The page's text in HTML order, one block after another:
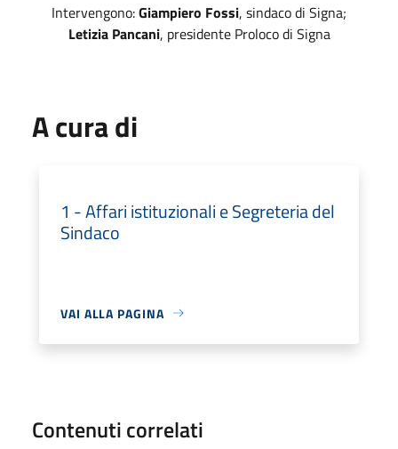
Intervengono:Giampiero Fossi, sindaco di Signa;
Letizia Pancani, presidente Proloco di Signa
A cura di
1 - Affari istituzionali e Segreteria del
Sindaco
VAI ALLA PAGINA
Contenuti correlati